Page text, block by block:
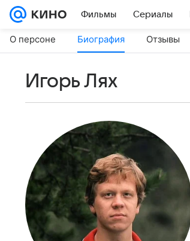
Фильмы Сериалы
О персоне Биография Отзывы
Игорь Лях